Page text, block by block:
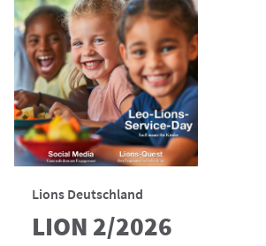
Lions Deutschland
LION 2/2026